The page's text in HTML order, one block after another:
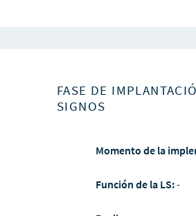
FASE DE
SIGNOS
Momento de la
Función de la LS:-